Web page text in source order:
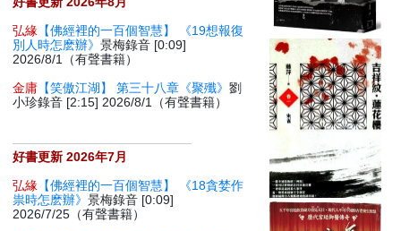
弘緣 【佛經裡的一百個智慧】 《19想報復
別人時怎麽辦》景梅錄音 [0:09]
2026/8/1（有聲書籍）
金庸 【笑傲江湖】 第三十八章《聚殲》劉
小珍錄音 [2:15] 2026/8/1（有聲書籍）
好書更新 2026年7月
弘緣 【佛經裡的一百個智慧】 《18貪婪作
祟時怎麽辦》景梅錄音 [0:09]
2026/7/25（有聲書籍）